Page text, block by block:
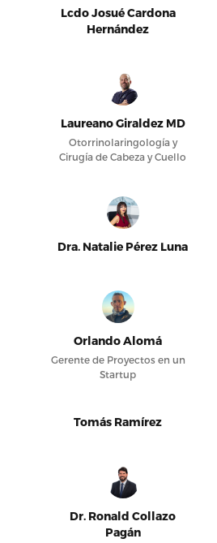
Lcdo Josué Cardona
Hernández
Laureano Giraldez MD
Otorrinolaringología y
Cirugía de Cabeza y Cuello
Dra. Natalie Pérez Luna
Orlando Alomá
Gerente de Proyectos en un
Startup
Tomás Ramírez
Dr. Ronald Collazo
Pagán